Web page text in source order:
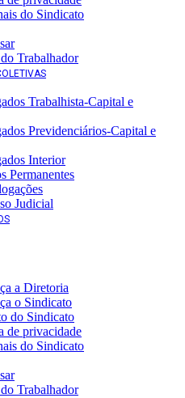
do Sindicato
Trabalhador
Trabalhista-Capital e
Previdenciários-Capital e
Interior
Permanentes
Judicial
a Diretoria
o Sindicato
do Sindicato
de privacidade
do Sindicato
Trabalhador